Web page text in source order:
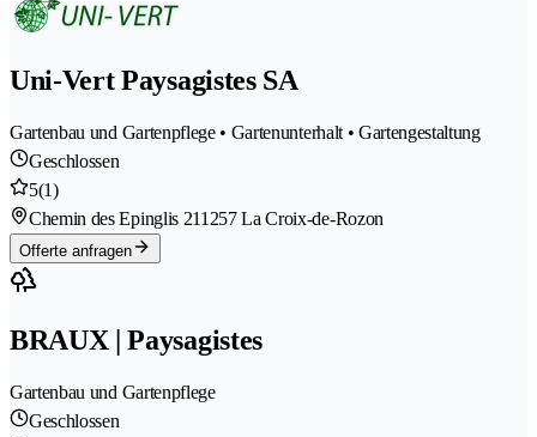
Uni-Vert Paysagistes SA
Gartenbau und Gartenpflege • Gartenunterhalt • Gartengestaltung
Geschlossen
5(1)
Chemin des Epinglis 211257 La Croix-de-Rozon
Offerte anfragen
BRAUX | Paysagistes
Gartenbau und Gartenpflege
Geschlossen